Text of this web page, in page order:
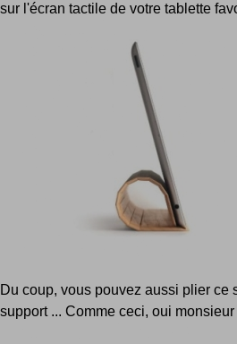
sur l'écran tactile de votre tablette
Du coup, vous pouvez aussi plier
support ... Comme ceci, oui